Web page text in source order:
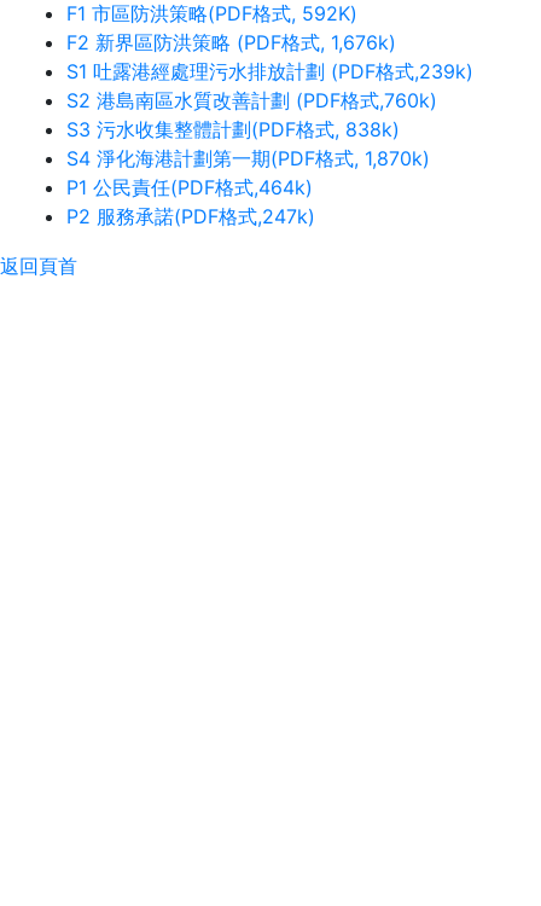
F1 市區防洪策略(PDF格式, 592K)
F2 新界區防洪策略 (PDF格式, 1,676k)
S1 吐露港經處理污水排放計劃 (PDF格式,239k)
S2 港島南區水質改善計劃 (PDF格式,760k)
S3 污水收集整體計劃(PDF格式, 838k)
S4 淨化海港計劃第一期(PDF格式, 1,870k)
P1 公民責任(PDF格式,464k)
P2 服務承諾(PDF格式,247k)
返回頁首